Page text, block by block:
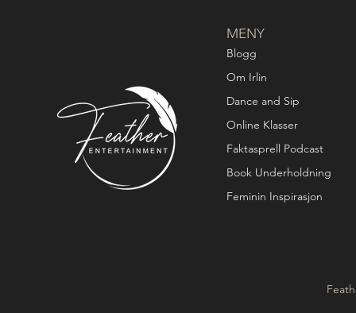
MENY
Blogg
Om Irlin
Dance and Sip
Online Klasser
Faktasprell Podcast
Book Underholdning
Feminin Inspirasjon